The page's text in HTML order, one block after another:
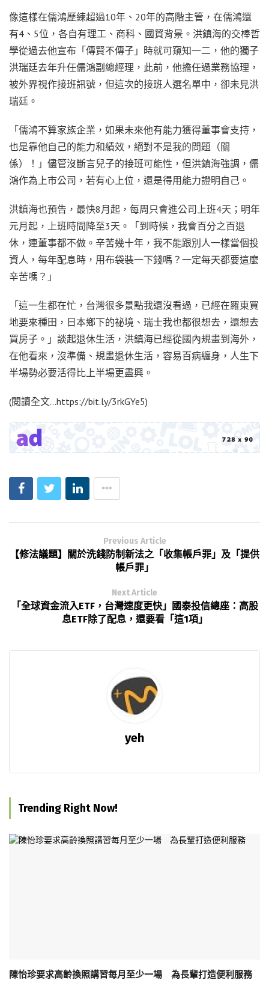
像這樣在儒鴻歷練超過10年、20年的高階主管，在儒鴻還
有4、5位，各自有理工、商科、國貿背景。洪鎮海的交棒哲
學從過去他宣布「傳賢不傳子」時就可窺知一二，他的獨子
洪瑞廷去年升任儒鴻副總經理，此前，他擔任過業務協理，
被外界視作接班訊號，但這次的接班人選名單中，卻未見洪
瑞廷。
「儒鴻不算家族企業，如果未來他有能力獲得董事會支持，
也是靠他自己的能力和績效，絕對不是我的問題（關
係）！」儘管沒斷言兒子的接班可能性，但洪鎮海強調，儒
鴻作為上市公司，若有心上位，還是得用能力證明自己。
洪鎮海也預告，最快8月起，每周只會進公司上班4天；明年
元月起，上班時間降至3天。「到時候，我會百分之百退
休，連董事都不做。辛苦幾十年，我不能跟別人一樣當個投
資人，每年配息時，用布袋裝一下錢嗎？一定每天都要這麼
辛苦嗎？」
「這一生都在忙，台灣很多景點我還沒看過，已經在羅東買
地要來種田，日本鄉下的祕境、瑞士我也都很想去，還想去
買房子。」談起退休生活，洪鎮海已經從國內規畫到海外，
在他看來，沒準備、規畫退休生活，容易百病纏身，人生下
半場勢必要活得比上半場更盡興。
(閱讀全文…https://bit.ly/3rkGYe5)
Previous Article
【修法議題】關於洗錢防制新法之「收集帳戶罪」及「提供
帳戶罪」
Next Article
「全球資金流入ETF，台灣速度更快」國泰投信總座：高股
息ETF除了配息，還要看「這1項」
yeh
Trending Right Now!
陳怡珍要求高齡換照講習每月至少一場 為長輩打造便利服務